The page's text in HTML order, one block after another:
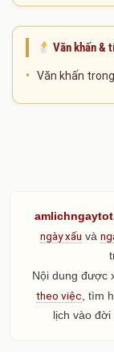
Văn khấn &
Văn khấn
ngày xấu và
Nội dung được
theo việc, tìm
lịch vào